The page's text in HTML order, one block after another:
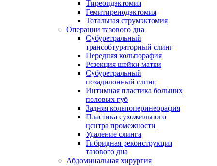
Тиреоидэктомия
Гемитиреиодэктомия
Тотальная струмэктомия
Операции тазового дна
Субуретральный
трансобтураторный слинг
Передняя кольпорафия
Резекция шейки матки
Субуретральный
позадилонный слинг
Интимная пластика больших
половых губ
Задняя кольпоперинеорафия
Пластика сухожильного
центра промежности
Удаление слинга
Гибридная реконструкция
тазового дна
Абдоминальная хирургия